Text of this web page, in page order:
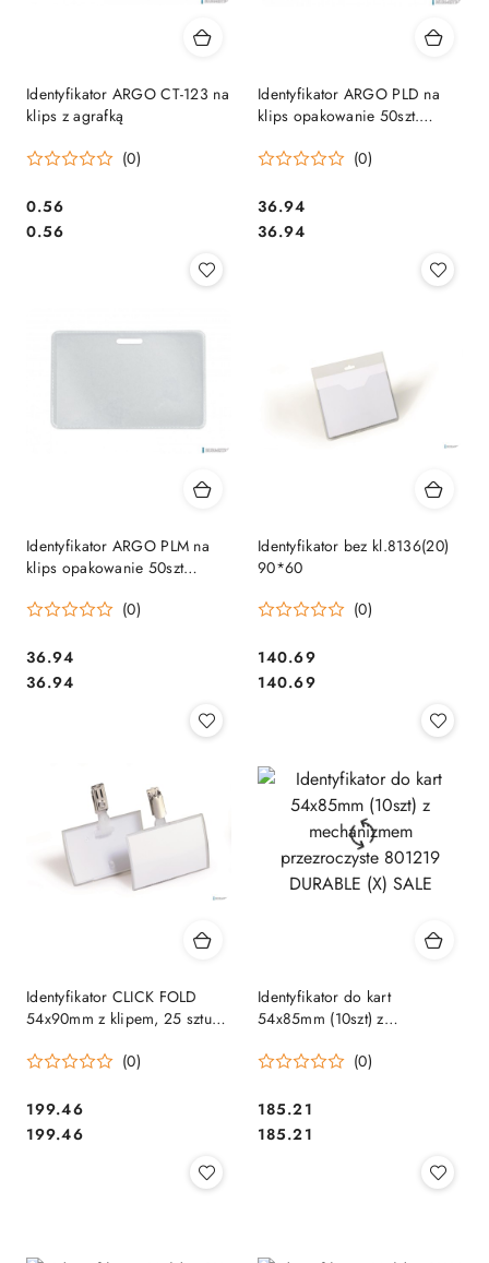
Identyfikator ARGO CT-123 na
klips z agrafką
(0)
Cena:
0.56
Cena:
0.56
Identyfikator ARGO PLD na
klips opakowanie 50szt.
(0)
Cena:
36.94
Cena:
36.94
Identyfikator ARGO PLM na
klips opakowanie 50szt
(0)
Cena:
36.94
Cena:
36.94
Identyfikator bez kl.8136(20)
90*60
(0)
Cena:
140.69
Cena:
140.69
Identyfikator CLICK FOLD
54x90mm z klipem, 25 sztuk
(0)
Cena:
199.46
Cena:
199.46
Identyfikator do kart
54x85mm (10szt) z
801219 DURABLE (X) SALE
(0)
Cena:
185.21
Cena:
185.21